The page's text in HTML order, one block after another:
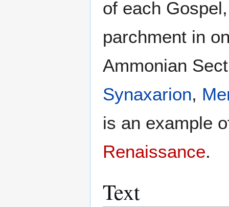
of each
parchment in
Ammonian
Synaxarion,
is an example
Renaissance.
Text